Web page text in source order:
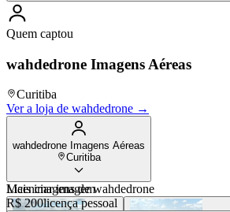
Quem captou
wahdedrone Imagens Aéreas
Curitiba
Ver a loja de wahdedrone →
wahdedrone Imagens Aéreas
Curitiba
Mais imagens dewahdedrone
Licenciar imagem
R$ 200licença pessoal